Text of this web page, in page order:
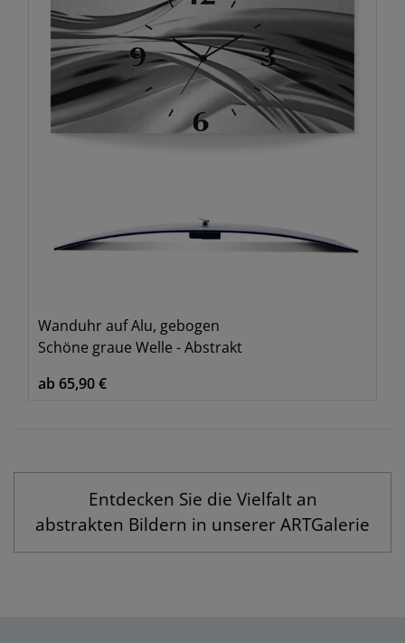
Wanduhr auf Alu, gebogen
Schöne graue Welle - Abstrakt
ab 65,90 €
Entdecken Sie die Vielfalt an
abstrakten Bildern in unserer ARTGalerie